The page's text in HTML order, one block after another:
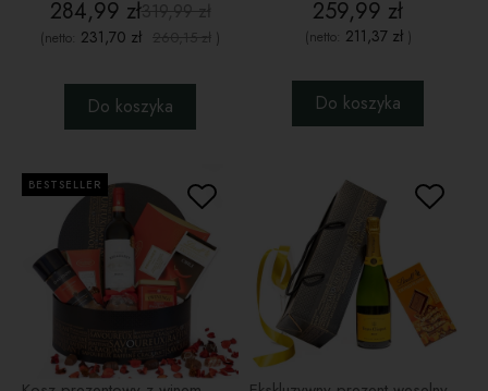
284,99 zł319,99 zł
(netto: 231,70 zł )
Do koszyka
259,99 zł
(netto: 211,37 zł)
Do koszyka
BESTSELLER